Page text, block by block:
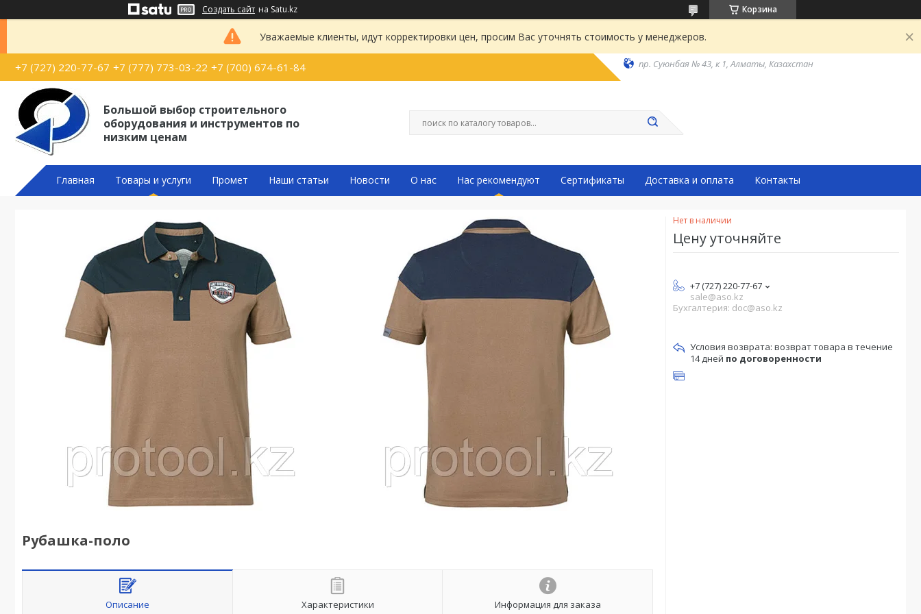
Создать сайт на Satu.kz Корзина
Уважаемые клиенты, идут корректировки цен, просим Вас уточнять стоимость у менеджеров.
+7 (727) 220-77-67 +7 (777) 773-03-22 +7 (700) 674-61-84 пр. Суюнбая № 43, к 1, Алматы, Казахстан
Большой выбор строительного
оборудования и инструментов по
низким ценам
Главная Товары и услуги Промет Наши статьи Новости О нас Нас рекомендуют Сертификаты Доставка и оплата Контакты
Рубашка-поло
Описание Характеристики Информация для заказа
Нет в наличии
Цену уточняйте
+7 (727) 220-77-67
sale@aso.kz
Бухгалтерия: doc@aso.kz
возврат товара в течение
14 дней по договоренности